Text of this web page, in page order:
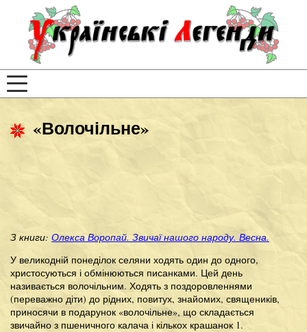
«Волочільне»
З книги: Олекса Воропай. Звичаї нашого народу. Весна.
У великодній понеділок селяни ходять один до одного,
христосуються і обмінюються писанками. Цей день
називається волочільним. Ходять з поздоровленнями
(переважно діти) до рідних, повитух, знайомих, священиків,
приносячи в подарунок «волочільне», що складається
звичайно з пшеничного калача і кількох крашанок 1.